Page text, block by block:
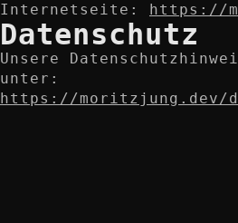
Internetseite: https://
Datenschutz
Unsere
unter:
https://moritzjung.dev/